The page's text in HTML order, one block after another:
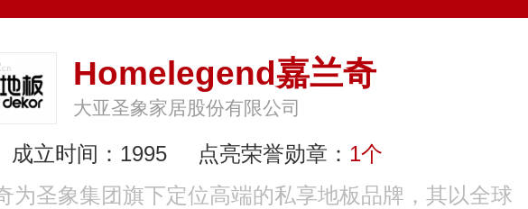
Homelegend嘉兰奇
大亚圣象家居股份有限公司
成立时间：1995 点亮荣誉勋章： 1个
为圣象集团旗下定位高端的私享地板品牌，其以全球